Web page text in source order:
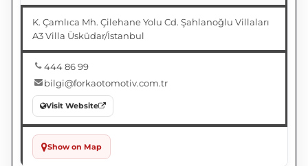
K. Çamlıca Mh. Çilehane Yolu Cd. Şahlanoğlu Villaları
A3 Villa Üsküdar/İstanbul
444 86 99
bilgi@forkaotomotiv.com.tr
Visit Website
Show on Map